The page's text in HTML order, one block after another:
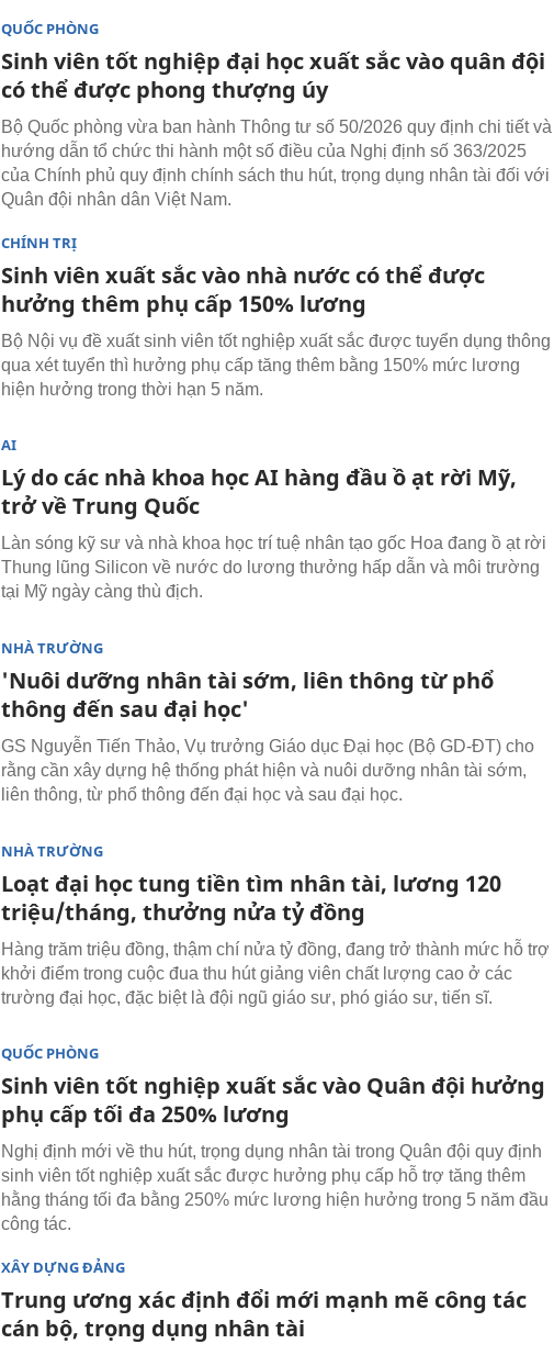
QUỐC PHÒNG
Sinh viên tốt nghiệp đại học xuất sắc vào quân đội
có thể được phong thượng úy
Bộ Quốc phòng vừa ban hành Thông tư số 50/2026 quy định chi tiết và
hướng dẫn tổ chức thi hành một số điều của Nghị định số 363/2025
của Chính phủ quy định chính sách thu hút, trọng dụng nhân tài đối với
Quân đội nhân dân Việt Nam.
CHÍNH TRỊ
Sinh viên xuất sắc vào nhà nước có thể được
hưởng thêm phụ cấp 150% lương
Bộ Nội vụ đề xuất sinh viên tốt nghiệp xuất sắc được tuyển dụng thông
qua xét tuyển thì hưởng phụ cấp tăng thêm bằng 150% mức lương
hiện hưởng trong thời hạn 5 năm.
AI
Lý do các nhà khoa học AI hàng đầu ồ ạt rời Mỹ,
trở về Trung Quốc
Làn sóng kỹ sư và nhà khoa học trí tuệ nhân tạo gốc Hoa đang ồ ạt rời
Thung lũng Silicon về nước do lương thưởng hấp dẫn và môi trường
tại Mỹ ngày càng thù địch.
NHÀ TRƯỜNG
'Nuôi dưỡng nhân tài sớm, liên thông từ phổ
thông đến sau đại học'
GS Nguyễn Tiến Thảo, Vụ trưởng Giáo dục Đại học (Bộ GD-ĐT) cho
rằng cần xây dựng hệ thống phát hiện và nuôi dưỡng nhân tài sớm,
liên thông, từ phổ thông đến đại học và sau đại học.
NHÀ TRƯỜNG
Loạt đại học tung tiền tìm nhân tài, lương 120
triệu/tháng, thưởng nửa tỷ đồng
Hàng trăm triệu đồng, thậm chí nửa tỷ đồng, đang trở thành mức hỗ trợ
khởi điểm trong cuộc đua thu hút giảng viên chất lượng cao ở các
trường đại học, đặc biệt là đội ngũ giáo sư, phó giáo sư, tiến sĩ.
QUỐC PHÒNG
Sinh viên tốt nghiệp xuất sắc vào Quân đội hưởng
phụ cấp tối đa 250% lương
Nghị định mới về thu hút, trọng dụng nhân tài trong Quân đội quy định
sinh viên tốt nghiệp xuất sắc được hưởng phụ cấp hỗ trợ tăng thêm
hằng tháng tối đa bằng 250% mức lương hiện hưởng trong 5 năm đầu
công tác.
XÂY DỰNG ĐẢNG
Trung ương xác định đổi mới mạnh mẽ công tác
cán bộ, trọng dụng nhân tài